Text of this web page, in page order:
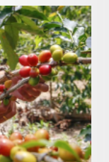
Wajib
yang